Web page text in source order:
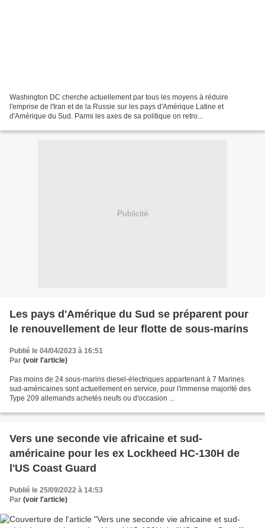
Washington DC cherche actuellement par tous les moyens à réduire
l'emprise de l'Iran et de la Russie sur les pays d'Amérique Latine et
d'Amérique du Sud. Parmi les axes de sa politique on retro...
Publicité
Les pays d'Amérique du Sud se préparent pour
le renouvellement de leur flotte de sous-marins
Publié le 04/04/2023 à 16:51
Par (voir l'article)
Pas moins de 24 sous-marins diesel-électriques appartenant à 7 Marines
sud-américaines sont actuellement en service, pour l'immense majorité des
Type 209 allemands achetés neufs ou d'occasion ...
Vers une seconde vie africaine et sud-
américaine pour les ex Lockheed HC-130H de
l'US Coast Guard
Publié le 25/09/2022 à 14:53
Par (voir l'article)